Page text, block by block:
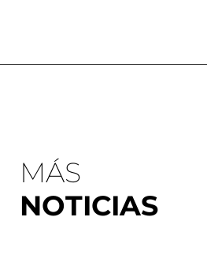
MÁS
NOTICIAS